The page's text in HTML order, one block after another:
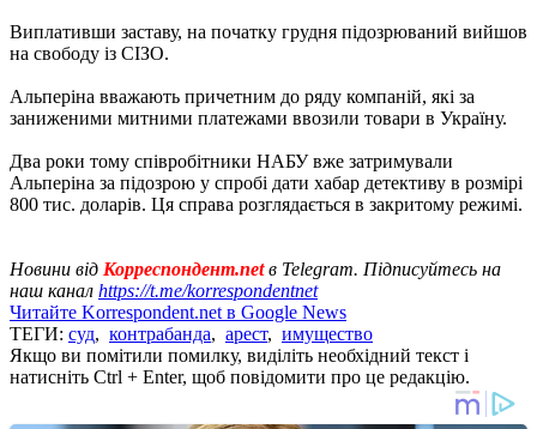
Виплативши заставу, на початку грудня підозрюваний вийшов
на свободу із СІЗО.
Альперіна вважають причетним до ряду компаній, які за
заниженими митними платежами ввозили товари в Україну.
Два роки тому співробітники НАБУ вже затримували
Альперіна за підозрою у спробі дати хабар детективу в розмірі
800 тис. доларів. Ця справа розглядається в закритому режимі.
Новини від Корреспондент.netв Telegram. Підписуйтесь на
наш канал https://t.me/korrespondentnet
Читайте Korrespondent.net в Google News
ТЕГИ: суд, контрабанда, арест, имущество
Якщо ви помітили помилку, виділіть необхідний текст і
натисніть Ctrl + Enter, щоб повідомити про це редакцію.